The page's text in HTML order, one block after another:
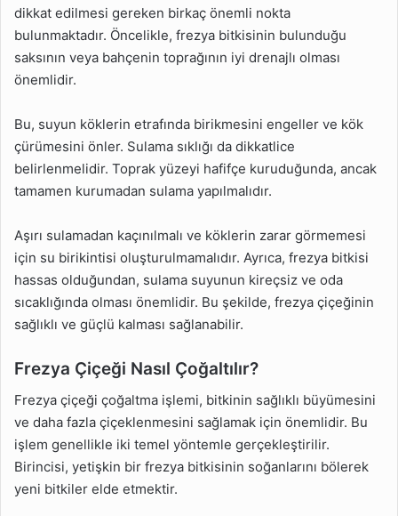
dikkat edilmesi gereken birkaç önemli nokta
bulunmaktadır. Öncelikle, frezya bitkisinin bulunduğu
saksının veya bahçenin toprağının iyi drenajlı olması
önemlidir.
Bu, suyun köklerin etrafında birikmesini engeller ve kök
çürümesini önler. Sulama sıklığı da dikkatlice
belirlenmelidir. Toprak yüzeyi hafifçe kuruduğunda, ancak
tamamen kurumadan sulama yapılmalıdır.
Aşırı sulamadan kaçınılmalı ve köklerin zarar görmemesi
için su birikintisi oluşturulmamalıdır. Ayrıca, frezya bitkisi
hassas olduğundan, sulama suyunun kireçsiz ve oda
sıcaklığında olması önemlidir. Bu şekilde, frezya çiçeğinin
sağlıklı ve güçlü kalması sağlanabilir.
Frezya Çiçeği Nasıl Çoğaltılır?
Frezya çiçeği çoğaltma işlemi, bitkinin sağlıklı büyümesini
ve daha fazla çiçeklenmesini sağlamak için önemlidir. Bu
işlem genellikle iki temel yöntemle gerçekleştirilir.
Birincisi, yetişkin bir frezya bitkisinin soğanlarını bölerek
yeni bitkiler elde etmektir.